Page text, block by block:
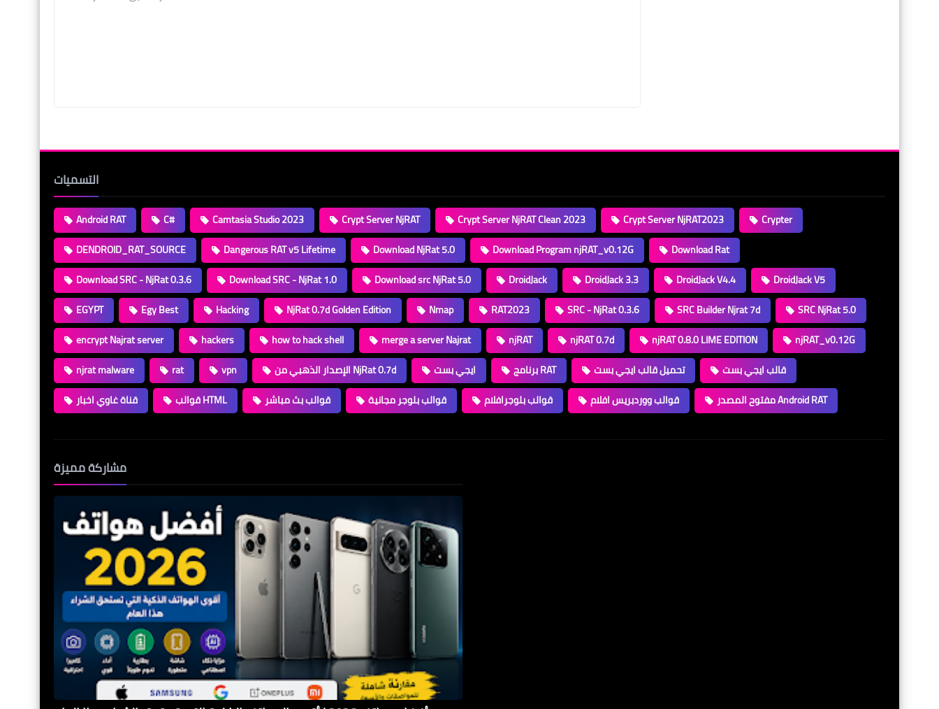
التسميات
Android RAT C# Camtasia Studio 2023 Crypt Server NjRAT Crypt Server NjRAT Clean 2023 Crypt Server NjRAT2023
Crypter
DENDROID_RAT_SOURCE
Dangerous RAT v5 Lifetime Download NjRat 5.0 Download Program njRAT_v0.12G
Download Rat
Download SRC - NjRat 0.3.6
Download SRC - NjRat 1.0 Download src NjRat 5.0 DroidJack DroidJack 3.3 DroidJack V4.4
DroidJack V5
EGYPT
Egy Best Hacking NjRat 0.7d Golden Edition Nmap RAT2023 SRC - NjRat 0.3.6 SRC Builder Njrat 7d
SRC NjRat 5.0
encrypt Najrat server
hackers how to hack shell merge a server Najrat njRAT njRAT 0.7d njRAT 0.8.0 LIME EDITION
njRAT_v0.12G
njrat malware
rat vpn الإصدار الذهبي من NjRat 0.7d ايجي بست برنامج RAT تحميل قالب ايجي بست
قالب ايجي بست
قناة غاوي اخبار
قوالب HTML قوالب بث مباشر قوالب بلوجر مجانية قوالب بلوجرافلام قوالب ووردبريس افلام مفتوح المصدر Android RAT
مشاركة مميزة